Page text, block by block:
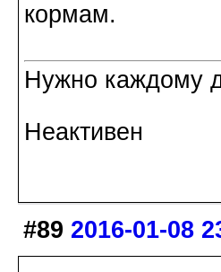
кормам.
Нужно каждому
Неактивен
#89 2016-01-08